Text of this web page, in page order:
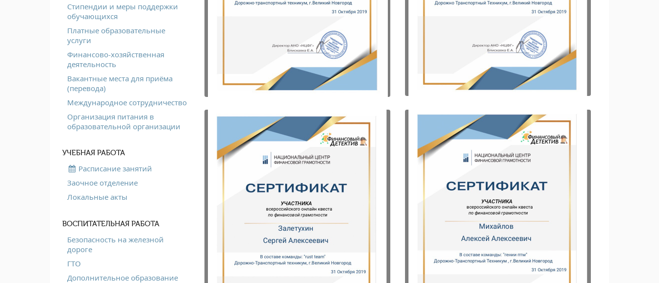
Стипендии и меры поддержки
обучающихся
Платные образовательные
услуги
Финансово-хозяйственная
деятельность
Вакантные места для приёма
(перевода)
Международное сотрудничество
Организация питания в
образовательной организации
УЧЕБНАЯ РАБОТА
Расписание занятий
Заочное отделение
Локальные акты
ВОСПИТАТЕЛЬНАЯ РАБОТА
Безопасность на железной
дороге
ГТО
Дополнительное образование